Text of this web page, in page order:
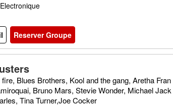
Reserver Groupe
Blues Brothers, Kool and the gang, Aretha Fran
Bruno Mars, Stevie Wonder, Michael Jack
Tina Turner,Joe Cocker